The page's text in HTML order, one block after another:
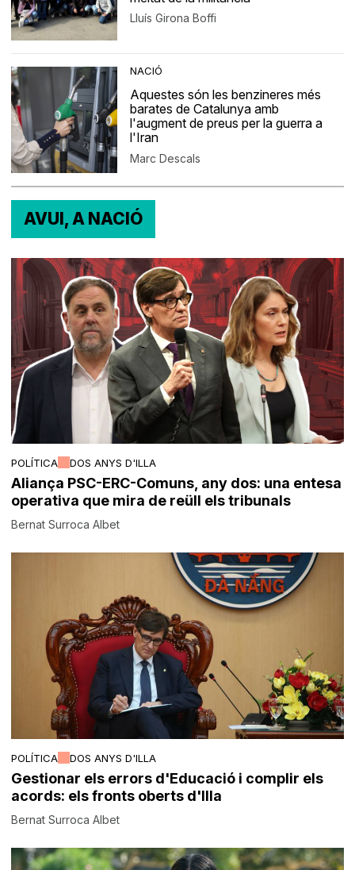
Lluís Girona Boffi
NACIÓ
Aquestes són les benzineres més
barates de Catalunya amb
l'augment de preus per la guerra a
l'Iran
Marc Descals
AVUI, A NACIÓ
POLÍTICA DOS ANYS D'ILLA
Aliança PSC-ERC-Comuns, any dos: una entesa
operativa que mira de reüll els tribunals
Bernat Surroca Albet
POLÍTICA DOS ANYS D'ILLA
Gestionar els errors d'Educació i complir els
acords: els fronts oberts d'Illa
Bernat Surroca Albet